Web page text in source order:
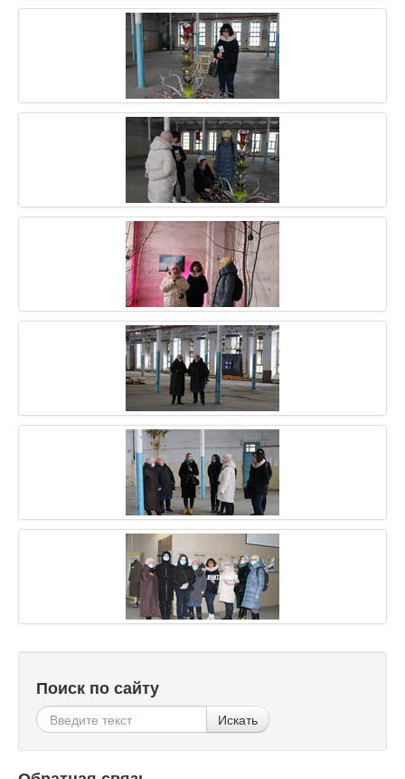
Поиск по сайту
Искать